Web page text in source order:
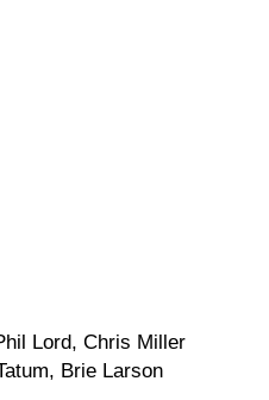
Lord, Chris Miller
Brie Larson